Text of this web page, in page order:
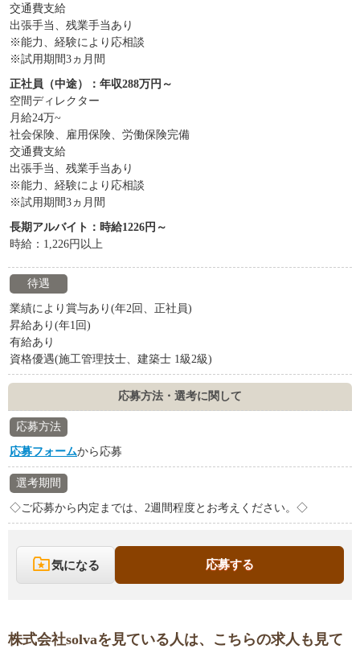
交通費支給
出張手当、残業手当あり
※能力、経験により応相談
※試用期間3ヵ月間
正社員（中途）：年収288万円～
空間ディレクター
月給24万~
社会保険、雇用保険、労働保険完備
交通費支給
出張手当、残業手当あり
※能力、経験により応相談
※試用期間3ヵ月間
長期アルバイト：時給1226円～
時給：1,226円以上
待遇
業績により賞与あり(年2回、正社員)
昇給あり(年1回)
有給あり
資格優遇(施工管理技士、建築士 1級2級)
応募方法・選考に関して
応募方法
応募フォームから応募
選考期間
◇ご応募から内定までは、2週間程度とお考えください。◇
気になる 応募する
株式会社solvaを見ている人は、こちらの求人も見て